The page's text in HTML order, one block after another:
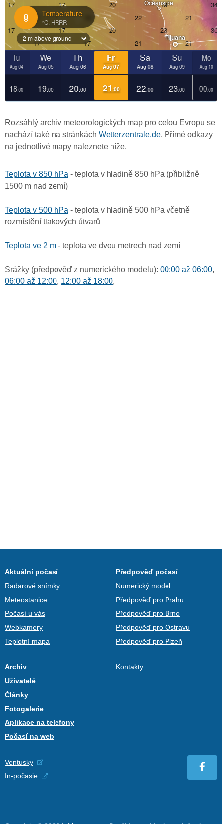
Rozsáhlý archiv meteorologických map pro celou Evropu se
nachází také na stránkách Wetterzentrale.de. Přímé odkazy
na jednotlivé mapy naleznete níže.
Teplota v 850 hPa - teplota v hladině 850 hPa (přibližně
1500 m nad zemí)
Teplota v 500 hPa - teplota v hladině 500 hPa včetně
rozmístění tlakových útvarů
Teplota ve 2 m - teplota ve dvou metrech nad zemí
Srážky (předpověď z numerického modelu): 00:00 až 06:00,
06:00 až 12:00, 12:00 až 18:00,
Aktuální počasí
Radarové snímky
Meteostanice
Počasí u vás
Webkamery
Teplotní mapa
Předpověď počasí
Numerický model
Předpověď pro Prahu
Předpověď pro Brno
Předpověď pro Ostravu
Předpověď pro Plzeň
Archiv
Uživatelé
Články
Fotogalerie
Aplikace na telefony
Počasí na web
Kontakty
Ventusky
In-počasie